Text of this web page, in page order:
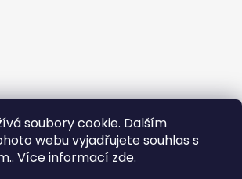
soubory cookie. Dalším
webu vyjadřujete souhlas s
Více informací zde.